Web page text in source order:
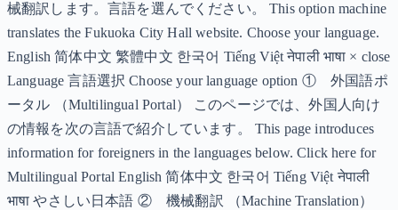
械翻訳します。言語を選んでください。 This option machine
translates the Fukuoka City Hall website. Choose your language.
English 简体中文 繁體中文 한국어 Tiếng Việt नेपाली भाषा × close
Language 言語選択 Choose your language option ① 外国語ポ
ータル （Multilingual Portal） このページでは、外国人向け
の情報を次の言語で紹介しています。 This page introduces
information for foreigners in the languages below. Click here for
Multilingual Portal English 简体中文 한국어 Tiếng Việt नेपाली
भाषा やさしい日本語 ② 機械翻訳 （Machine Translation）